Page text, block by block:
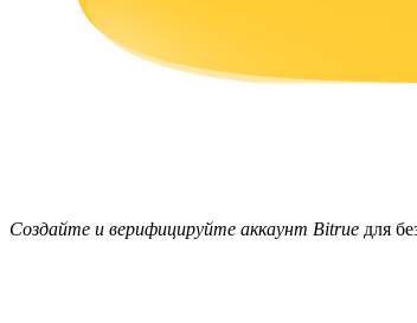
Силовая свинья
Получайте конкурентные награды
Создайте и верифицируйте аккаунт Bitrue для